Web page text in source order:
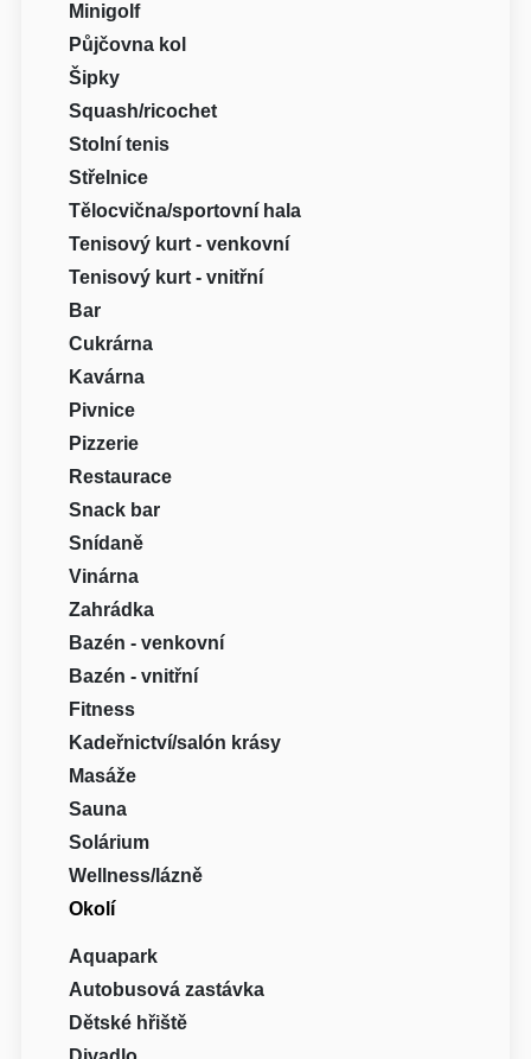
Minigolf
Půjčovna kol
Šipky
Squash/ricochet
Stolní tenis
Střelnice
Tělocvična/sportovní hala
Tenisový kurt - venkovní
Tenisový kurt - vnitřní
Bar
Cukrárna
Kavárna
Pivnice
Pizzerie
Restaurace
Snack bar
Snídaně
Vinárna
Zahrádka
Bazén - venkovní
Bazén - vnitřní
Fitness
Kadeřnictví/salón krásy
Masáže
Sauna
Solárium
Wellness/lázně
Okolí
Aquapark
Autobusová zastávka
Dětské hřiště